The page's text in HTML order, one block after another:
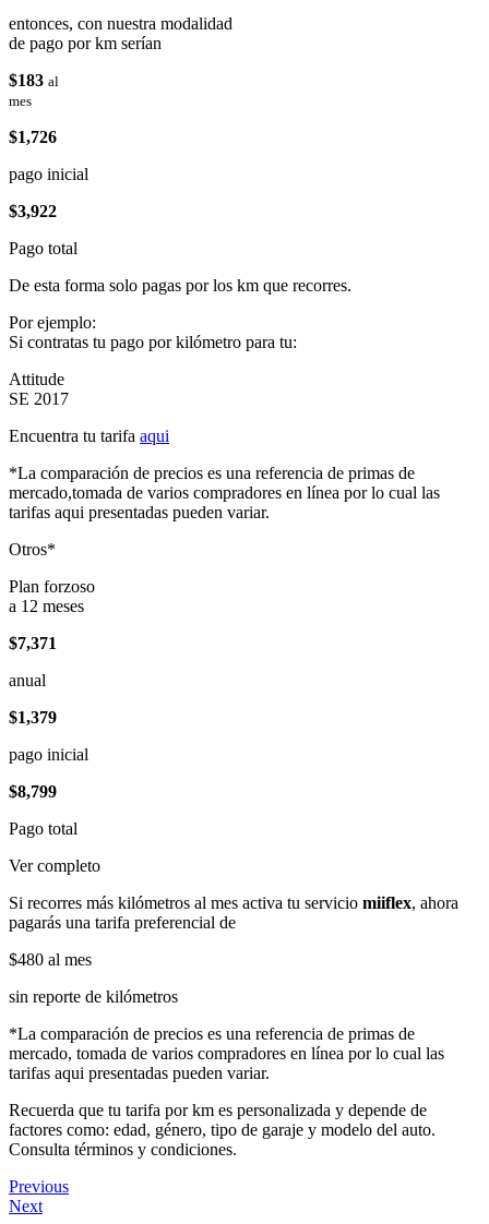
entonces, con nuestra modalidad
de pago por km serían
$183 al
mes
$1,726
pago inicial
$3,922
Pago total
De esta forma solo pagas por los km que recorres.
Por ejemplo:
Si contratas tu pago por kilómetro para tu:
Attitude
SE 2017
Encuentra tu tarifa aqui
*La comparación de precios es una referencia de primas de
mercado,tomada de varios compradores en línea por lo cual las
tarifas aqui presentadas pueden variar.
Otros*
Plan forzoso
a 12 meses
$7,371
anual
$1,379
pago inicial
$8,799
Pago total
Ver completo
Si recorres más kilómetros al mes activa tu servicio miiflex, ahora
pagarás una tarifa preferencial de
$480 al mes
sin reporte de kilómetros
*La comparación de precios es una referencia de primas de
mercado, tomada de varios compradores en línea por lo cual las
tarifas aqui presentadas pueden variar.
Recuerda que tu tarifa por km es personalizada y depende de
factores como: edad, género, tipo de garaje y modelo del auto.
Consulta términos y condiciones.
Previous
Next